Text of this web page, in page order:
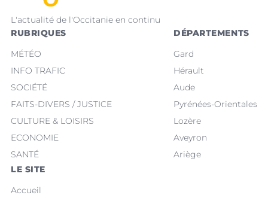
L'actualité de l'Occitanie en continu
RUBRIQUES
MÉTÉO
INFO TRAFIC
SOCIÉTÉ
FAITS-DIVERS / JUSTICE
CULTURE & LOISIRS
ECONOMIE
SANTÉ
DÉPARTEMENTS
Gard
Hérault
Aude
Pyrénées-Orientales
Lozère
Aveyron
Ariège
LE SITE
Accueil